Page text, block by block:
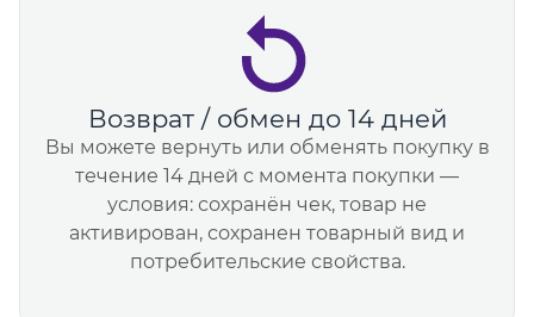
Возврат / обмен до 14 дней
Вы можете вернуть или обменять покупку в
течение 14 дней с момента покупки —
условия: сохранён чек, товар не
активирован, сохранен товарный вид и
потребительские свойства.